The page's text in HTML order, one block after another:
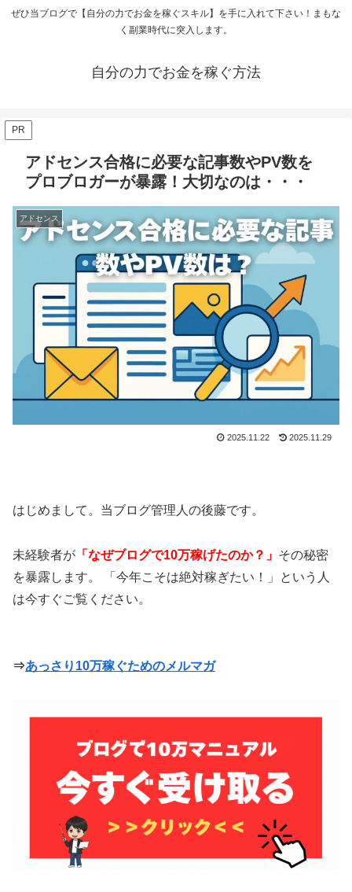
ぜひ当ブログで【自分の力でお金を稼ぐスキル】を手に入れて下さい！まもな
く副業時代に突入します。
自分の力でお金を稼ぐ方法
PR
アドセンス合格に必要な記事数やPV数を
プロブロガーが暴露！大切なのは・・・
アドセンス
2025.11.22 2025.11.29
はじめまして。当ブログ管理人の後藤です。
未経験者が 「なぜブログで10万稼げたのか？」 その秘密
を暴露します。 「今年こそは絶対稼ぎたい！」という人
は今すぐご覧ください。
⇒あっさり10万稼ぐためのメルマガ